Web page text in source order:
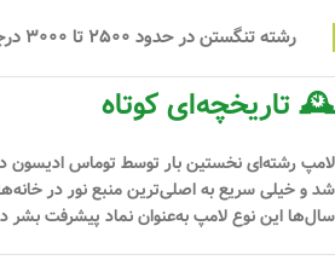
رشته تنگستن در حدود ۲۵۰۰ تا ۳۰۰۰ درجه سانتی‌گراد
🕰 تاریخچه‌ای کوتاه
لامپ رشته‌ای نخستین بار توسط توماس ادیسون
شد و خیلی سریع به اصلی‌ترین منبع نور در
سال‌ها این نوع لامپ به‌عنوان نماد پیشرفت